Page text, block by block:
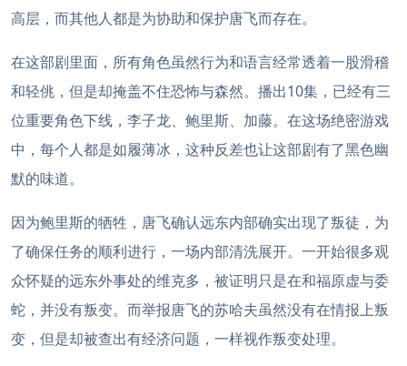
高层，而其他人都是为协助和保护唐飞而存在。
在这部剧里面，所有角色虽然行为和语言经常透着一股滑稽
和轻佻，但是却掩盖不住恐怖与森然。播出10集，已经有三
位重要角色下线，李子龙、鲍里斯、加藤。在这场绝密游戏
中，每个人都是如履薄冰，这种反差也让这部剧有了黑色幽
默的味道。
因为鲍里斯的牺牲，唐飞确认远东内部确实出现了叛徒，为
了确保任务的顺利进行，一场内部清洗展开。一开始很多观
众怀疑的远东外事处的维克多，被证明只是在和福原虚与委
蛇，并没有叛变。而举报唐飞的苏哈夫虽然没有在情报上叛
变，但是却被查出有经济问题，一样视作叛变处理。